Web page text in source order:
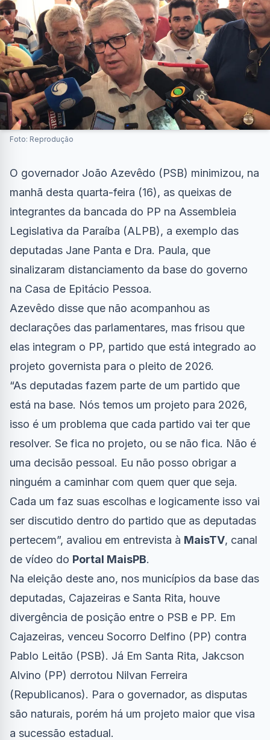
Foto: Reprodução
O governador João Azevêdo (PSB) minimizou, na
manhã desta quarta-feira (16), as queixas de
integrantes da bancada do PP na Assembleia
Legislativa da Paraíba (ALPB), a exemplo das
deputadas Jane Panta e Dra. Paula, que
sinalizaram distanciamento da base do governo
na Casa de Epitácio Pessoa.
Azevêdo disse que não acompanhou as
declarações das parlamentares, mas frisou que
elas integram o PP, partido que está integrado ao
projeto governista para o pleito de 2026.
“As deputadas fazem parte de um partido que
está na base. Nós temos um projeto para 2026,
isso é um problema que cada partido vai ter que
resolver. Se fica no projeto, ou se não fica. Não é
uma decisão pessoal. Eu não posso obrigar a
ninguém a caminhar com quem quer que seja.
Cada um faz suas escolhas e logicamente isso vai
ser discutido dentro do partido que as deputadas
pertecem”, avaliou em entrevista à MaisTV, canal
de vídeo do Portal MaisPB.
Na eleição deste ano, nos municípios da base das
deputadas, Cajazeiras e Santa Rita, houve
divergência de posição entre o PSB e PP. Em
Cajazeiras, venceu Socorro Delfino (PP) contra
Pablo Leitão (PSB). Já Em Santa Rita, Jakcson
Alvino (PP) derrotou Nilvan Ferreira
(Republicanos). Para o governador, as disputas
são naturais, porém há um projeto maior que visa
a sucessão estadual.